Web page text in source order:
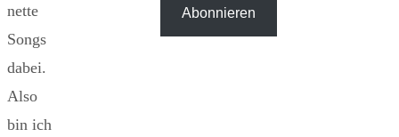
nette
Songs
dabei.
Also
bin ich
Abonnieren